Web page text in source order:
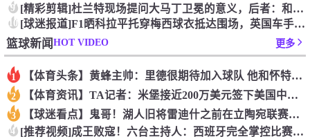
9 [精彩剪辑]杜兰特现场提问大马丁卫冕的意义，后者：和梅西一起
10 [球迷报道]F1晒科拉平托穿梅西球衣抵达围场，英国车手林德布
篮球新闻HOT VIDEO 更多
1 【体育头条】黄蜂主帅：里德很期待加入球队 他和怀特成长道路相
2 【体育资讯】TA记者：米堡接近200万美元签下美国中场伯哈尔
3 【球迷看点】鬼哥！湖人旧将雷迪什之前在立陶宛联赛大杀四方
4 [推荐视频]成王败寇！六台主持人：西班牙完全掌控比赛，阿根廷